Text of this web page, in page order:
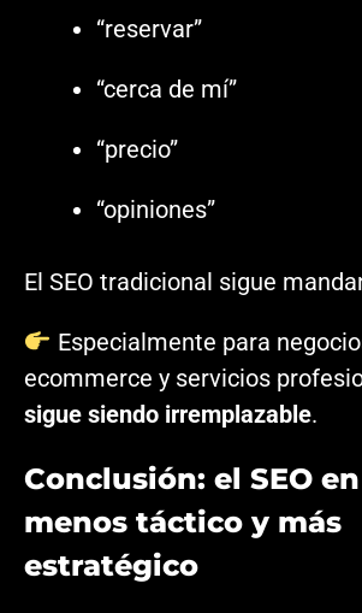
“reservar”
“cerca de mí”
“precio”
“opiniones”
El SEO tradicional sigue
Especialmente para
ecommerce y servicios
sigue siendo irremplazable.
Conclusión: el SEO
menos táctico y más
estratégico